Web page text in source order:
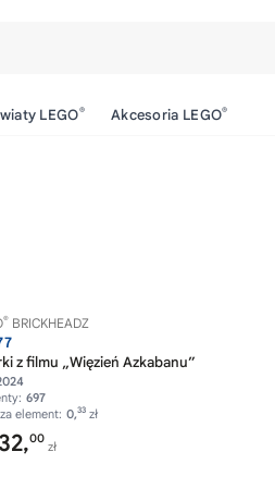
LEGO® Akcesoria LEGO®
® BRICKHEADZ
z filmu „Więzień Azkabanu”
697
element: 0,33 zł
00
zł